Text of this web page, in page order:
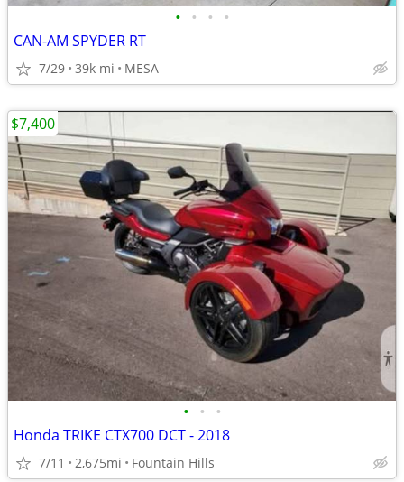
• • • •
CAN-AM SPYDER RT
7/29 39k mi MESA
• • •
Honda TRIKE CTX700 DCT - 2018
7/11 2,675mi Fountain Hills
$7,400